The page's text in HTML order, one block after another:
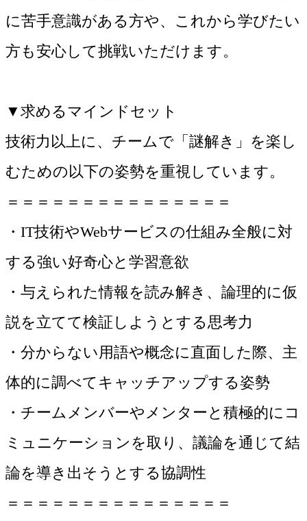
に苦手意識がある方や、これから学びたい
方も安心して挑戦いただけます。
▼求めるマインドセット
技術力以上に、チームで「謎解き」を楽し
むための以下の姿勢を重視しています。
＝＝＝＝＝＝＝＝＝＝＝＝＝＝＝
・IT技術やWebサービスの仕組み全般に対
する強い好奇心と学習意欲
・与えられた情報を読み解き、論理的に仮
説を立てて検証しようとする思考力
・分からない用語や概念に直面した際、主
体的に調べてキャッチアップする姿勢
・チームメンバーやメンターと積極的にコ
ミュニケーションを取り、議論を通じて結
論を導き出そうとする協調性
＝＝＝＝＝＝＝＝＝＝＝＝＝＝＝